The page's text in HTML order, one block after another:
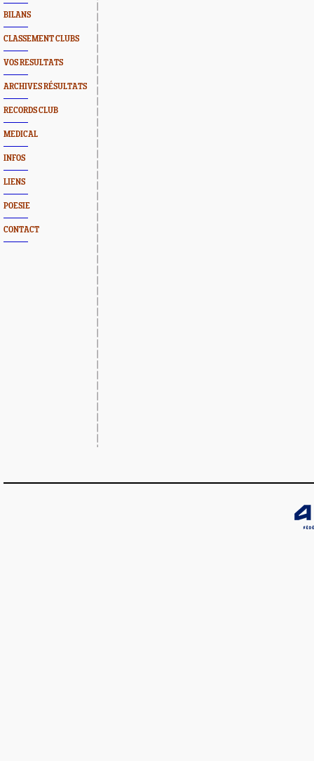
BILANS
CLASSEMENT CLUBS
VOS RESULTATS
ARCHIVES RÉSULTATS
RECORDS CLUB
MEDICAL
INFOS
LIENS
POESIE
CONTACT